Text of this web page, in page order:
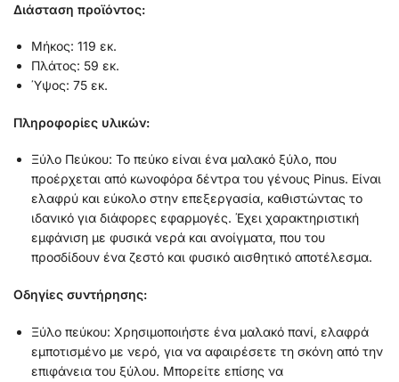
Διάσταση προϊόντος:
Μήκος: 119 εκ.
Πλάτος: 59 εκ.
Ύψος: 75 εκ.
Πληροφορίες υλικών:
Ξύλο Πεύκου: Το πεύκο είναι ένα μαλακό ξύλο, που
προέρχεται από κωνοφόρα δέντρα του γένους Pinus. Είναι
ελαφρύ και εύκολο στην επεξεργασία, καθιστώντας το
ιδανικό για διάφορες εφαρμογές. Έχει χαρακτηριστική
εμφάνιση με φυσικά νερά και ανοίγματα, που του
προσδίδουν ένα ζεστό και φυσικό αισθητικό αποτέλεσμα.
Οδηγίες συντήρησης:
Ξύλο πεύκου: Χρησιμοποιήστε ένα μαλακό πανί, ελαφρά
εμποτισμένο με νερό, για να αφαιρέσετε τη σκόνη από την
επιφάνεια του ξύλου. Μπορείτε επίσης να